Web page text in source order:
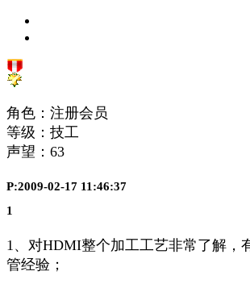
角色：注册会员
等级：技工
声望： 63
P:2009-02-17 11:46:37
1
1、对HDMI整个加工工艺非常了解，
管经验；